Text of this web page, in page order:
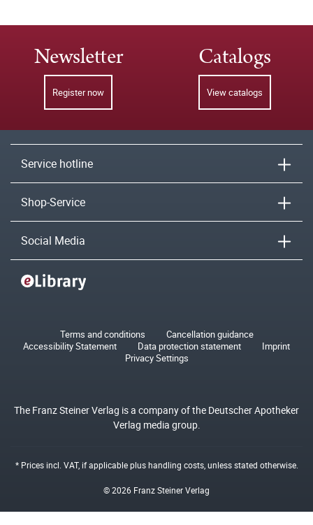
Newsletter
Register now
Catalogs
View catalogs
Service hotline
Shop-Service
Social Media
Terms and conditions
Cancellation guidance
Accessibility Statement
Data protection statement
Imprint
Privacy Settings
The Franz Steiner Verlag is a company of the Deutscher Apotheker
Verlag media group.
* Prices incl. VAT, if applicable plushandling costs, unless stated otherwise.
© 2026 Franz Steiner Verlag